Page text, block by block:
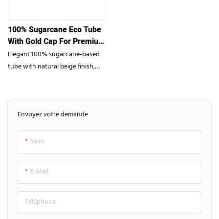
Envoyez votre demande
Nom
E-Mail
Téléphone
ideal for environmentally
conscious cosmetic brands
100% Sugarcane Eco Tube
With Gold Cap For Premium
Cosmetics
Elegant 100% sugarcane-based
tube with natural beige finish,
sustainable beauty brands